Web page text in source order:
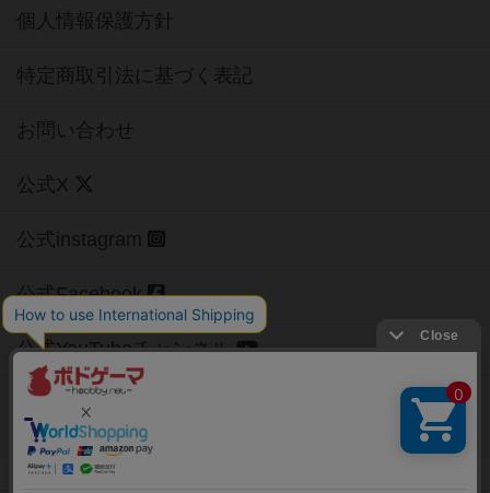
個人情報保護方針
特定商取引法に基づく表記
お問い合わせ
公式X
公式instagram
公式Facebook
公式YouTubeチャンネル